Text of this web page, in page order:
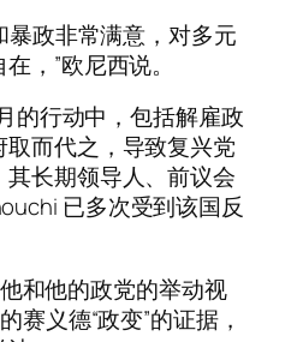
暴政非常满意，对多元
，”欧尼西说。
的行动中，包括解雇政
而代之，导致复兴党
长期领导人、前议会
已多次受到该国反
和他的政党的举动视
赛义德“政变”的证据，